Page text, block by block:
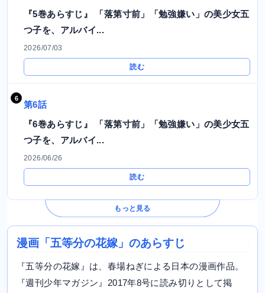
『5巻あらすじ』 「落第寸前」「勉強嫌い」の美少女五
つ子を、アルバイ...
2026/07/03
読む
第6話
『6巻あらすじ』 「落第寸前」「勉強嫌い」の美少女五
つ子を、アルバイ...
2026/06/26
読む
もっと見る
漫画「五等分の花嫁」のあらすじ
『五等分の花嫁』は、春場ねぎによる日本の漫画作品。
『週刊少年マガジン』2017年8号に読み切りとして掲